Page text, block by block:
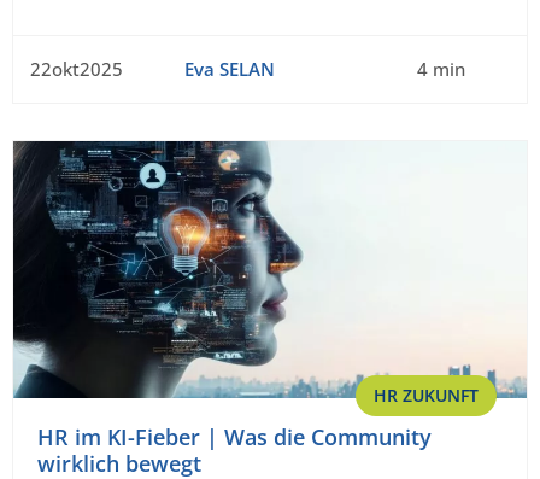
22okt2025 Eva SELAN 4 min
HR ZUKUNFT
HR im KI-Fieber | Was die Community
wirklich bewegt